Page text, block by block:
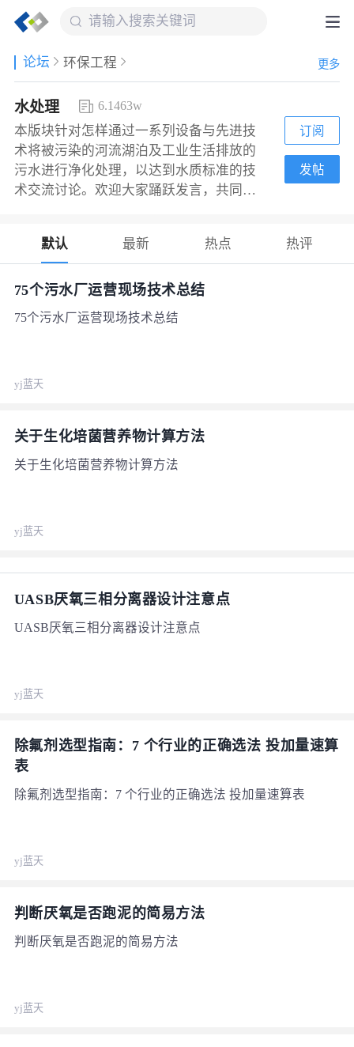
论坛 环保工程 更多
水处理 6.1463w
本版块针对怎样通过一系列设备与先进技
术将被污染的河流湖泊及工业生活排放的
污水进行净化处理，以达到水质标准的技
术交流讨论。欢迎大家踊跃发言，共同提
订阅
发帖
默认 最新 热点 热评
75个污水厂运营现场技术总结
75个污水厂运营现场技术总结
yj蓝天
关于生化培菌营养物计算方法
关于生化培菌营养物计算方法
yj蓝天
UASB厌氧三相分离器设计注意点
UASB厌氧三相分离器设计注意点
yj蓝天
除氟剂选型指南：7 个行业的正确选法 投加量速算
表
除氟剂选型指南：7 个行业的正确选法 投加量速算表
yj蓝天
判断厌氧是否跑泥的简易方法
判断厌氧是否跑泥的简易方法
yj蓝天